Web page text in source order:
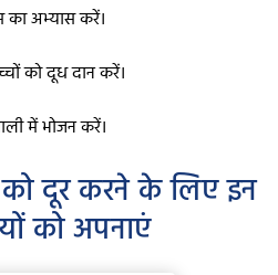
का अभ्यास करें।
को दूध दान करें।
में भोजन करें।
दूर करने के लिए इन
को अपनाएं